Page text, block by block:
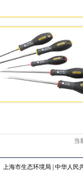
当
上海市生态环境局 中华人民